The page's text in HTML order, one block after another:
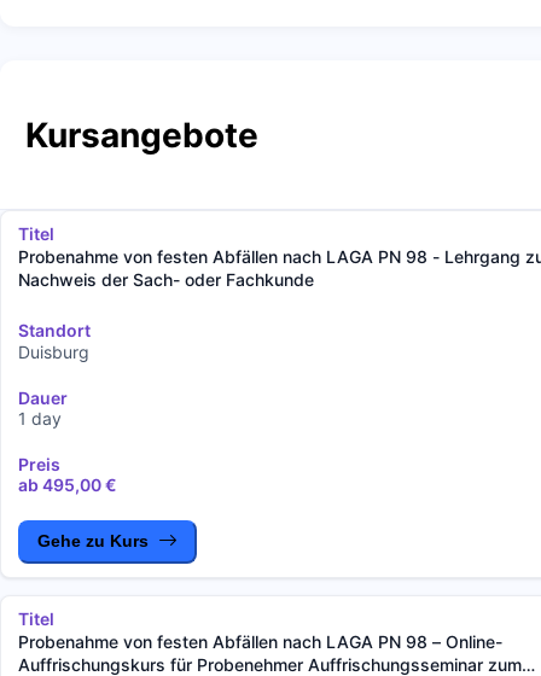
Kursangebote
Titel
Probenahme von festen Abfällen nach LAGA PN 98 - Lehrgang
Nachweis der Sach- oder Fachkunde
Standort
Duisburg
Dauer
1 day
Preis
ab 495,00 €
Gehe zu Kurs
Titel
Probenahme von festen Abfällen nach LAGA PN 98 – Online-
Auffrischungskurs für Probenehmer Auffrischungsseminar zum